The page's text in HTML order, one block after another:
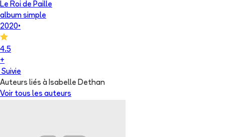
Le Roi de Paille
album simple
2020•
4.5
+
Suivie
Auteurs liés à Isabelle Dethan
Voir tous les auteurs